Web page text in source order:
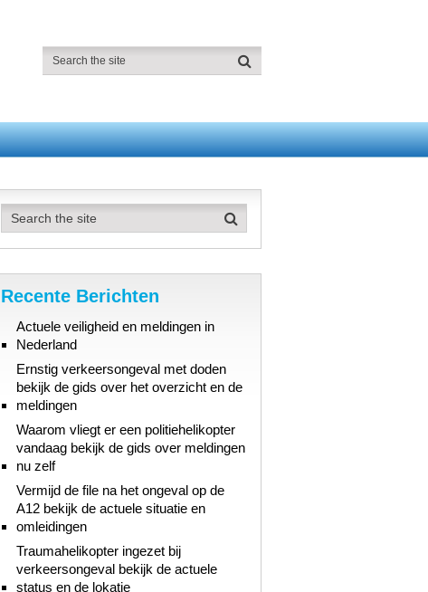
Recente Berichten
Actuele veiligheid en meldingen in
Nederland
Ernstig verkeersongeval met doden
bekijk de gids over het overzicht en de
meldingen
Waarom vliegt er een politiehelikopter
vandaag bekijk de gids over meldingen
nu zelf
Vermijd de file na het ongeval op de
A12 bekijk de actuele situatie en
omleidingen
Traumahelikopter ingezet bij
verkeersongeval bekijk de actuele
status en de lokatie